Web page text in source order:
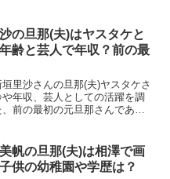
いても調べてみました！
の旦那(夫)はヤスタケと
齢と芸人で年収？前の最
里沙さんの旦那(夫)ヤスタケさ
や年収、芸人としての活躍を調
前の最初の元旦那さんである
帆の旦那(夫)は相澤で画
供の幼稚園や学歴は？